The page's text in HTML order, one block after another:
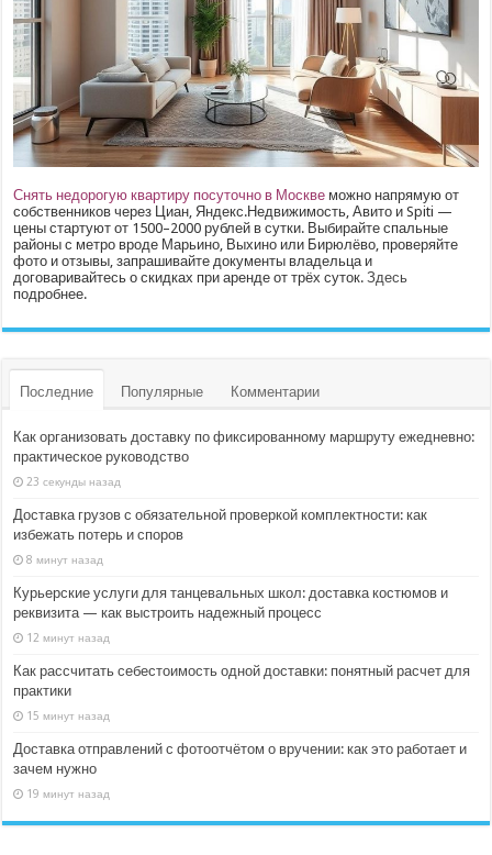
Снять недорогую квартиру посуточно в Москве можно напрямую от
собственников через Циан, Яндекс.Недвижимость, Авито и Spiti —
цены стартуют от 1500–2000 рублей в сутки. Выбирайте спальные
районы с метро вроде Марьино, Выхино или Бирюлёво, проверяйте
фото и отзывы, запрашивайте документы владельца и
договаривайтесь о скидках при аренде от трёх суток.Здесь
подробнее.
Последние Популярные Комментарии
Как организовать доставку по фиксированному маршруту ежедневно:
практическое руководство
23 секунды назад
Доставка грузов с обязательной проверкой комплектности: как
избежать потерь и споров
8 минут назад
Курьерские услуги для танцевальных школ: доставка костюмов и
реквизита — как выстроить надежный процесс
12 минут назад
Как рассчитать себестоимость одной доставки: понятный расчет для
практики
15 минут назад
Доставка отправлений с фотоотчётом о вручении: как это работает и
зачем нужно
19 минут назад